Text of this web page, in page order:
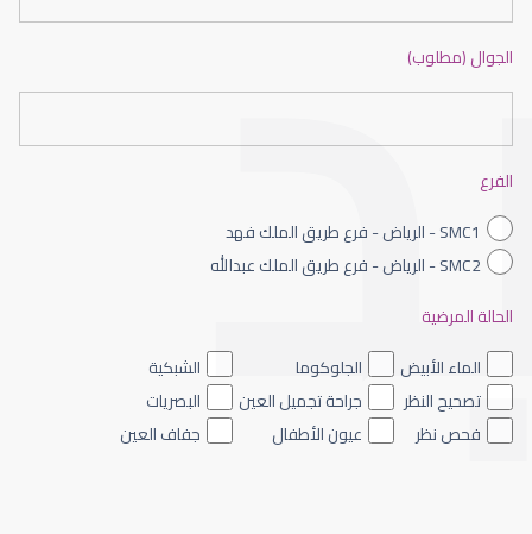
القرنية المخروطية والليزك
الجوال (مطلوب)
الفرع
SMC1 - الرياض - فرع طريق الملك فهد
SMC2 - الرياض - فرع طريق الملك عبدالله
الحالة المرضية
الماء الأبيض
الجلوكوما
الشبكية
تصحيح النظر
جراحة تجميل العين
البصريات
فحص نظر
عيون الأطفال جفاف العين